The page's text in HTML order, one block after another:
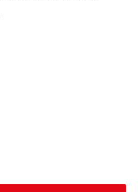
Altöl